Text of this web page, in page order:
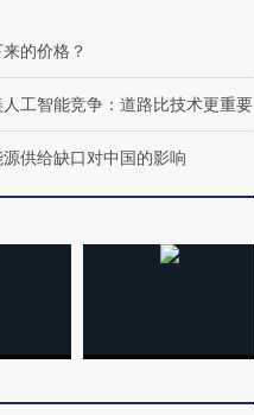
的价格？
工智能竞争：道路比技术更重要
供给缺口对中国的影响